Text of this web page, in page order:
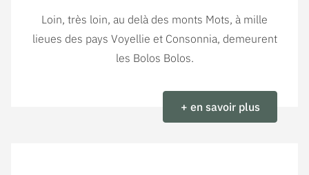
Loin, très loin, au delà des monts Mots, à mille
lieues des pays Voyellie et Consonnia, demeurent
les Bolos Bolos.
+ en savoir plus